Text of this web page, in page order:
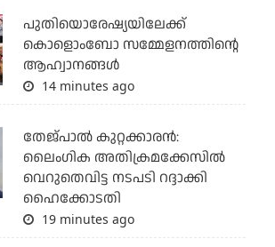
പുതിയൊരേഷ്യയിലേക്ക്
കൊളൊംബോ സമ്മേളനത്തിന്റെ
ആഹ്വാനങ്ങള്‍
14 minutes ago
തേജ്പാല്‍ കുറ്റക്കാരന്‍:
ലൈംഗിക അതിക്രമക്കേസില്‍
വെറുതെവിട്ട നടപടി റദ്ദാക്കി
ഹൈക്കോടതി
19 minutes ago